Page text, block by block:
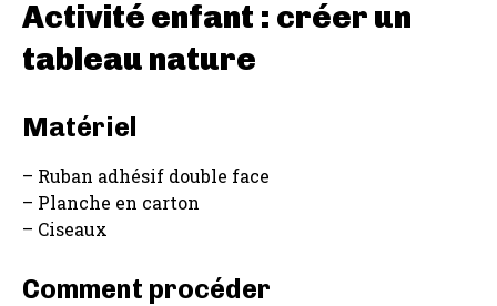
Activité enfant : créer un
tableau nature
Matériel
– Ruban adhésif double face
– Planche en carton
– Ciseaux
Comment procéder